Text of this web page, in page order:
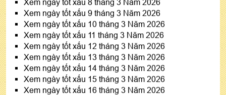
Xem ngày tốt xấu 8 tháng 3 Năm 2026
Xem ngày tốt xấu 9 tháng 3 Năm 2026
Xem ngày tốt xấu 10 tháng 3 Năm 2026
Xem ngày tốt xấu 11 tháng 3 Năm 2026
Xem ngày tốt xấu 12 tháng 3 Năm 2026
Xem ngày tốt xấu 13 tháng 3 Năm 2026
Xem ngày tốt xấu 14 tháng 3 Năm 2026
Xem ngày tốt xấu 15 tháng 3 Năm 2026
Xem ngày tốt xấu 16 tháng 3 Năm 2026